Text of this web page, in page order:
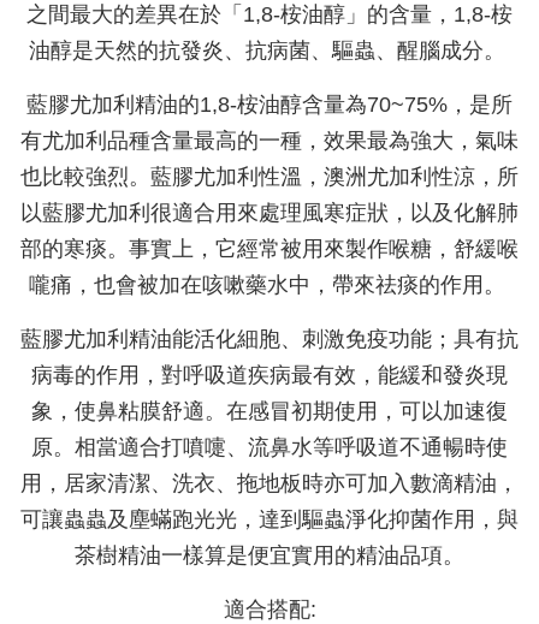
之間最大的差異在於「1,8-桉油醇」的含量，1,8-桉
油醇是天然的抗發炎、抗病菌、驅蟲、醒腦成分。
藍膠尤加利精油的1,8-桉油醇含量為70~75%，是所
有尤加利品種含量最高的一種，效果最為強大，氣味
也比較強烈。藍膠尤加利性溫，澳洲尤加利性涼，所
以藍膠尤加利很適合用來處理風寒症狀，以及化解肺
部的寒痰。事實上，它經常被用來製作喉糖，舒緩喉
嚨痛，也會被加在咳嗽藥水中，帶來祛痰的作用。
藍膠尤加利精油能活化細胞、刺激免疫功能；具有抗
病毒的作用，對呼吸道疾病最有效，能緩和發炎現
象，使鼻粘膜舒適。在感冒初期使用，可以加速復
原。相當適合打噴嚏、流鼻水等呼吸道不通暢時使
用，居家清潔、洗衣、拖地板時亦可加入數滴精油，
可讓蟲蟲及塵蟎跑光光，達到驅蟲淨化抑菌作用，與
茶樹精油一樣算是便宜實用的精油品項。
適合搭配: